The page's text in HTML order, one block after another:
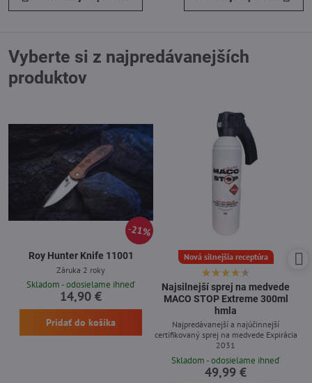
Vyberte si z najpredávanejších
produktov
21%
Roy Hunter Knife 11001
Záruka 2 roky
Skladom - odosielame ihneď
14,90 €
Pridať do košíka
Nová silnejšia receptúra
Najsilnejší sprej na medvede
MACO STOP Extreme 300ml
hmla
Najpredávanejší a najúčinnejší
certifikovaný sprej na medvede Expirácia
2031
Skladom - odosielame ihneď
49,99 €